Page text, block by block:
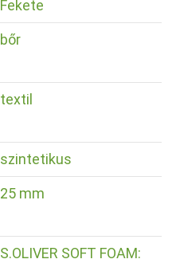
Fekete
bőr
textil
szintetikus
25 mm
S.OLIVER SOFT FOAM: